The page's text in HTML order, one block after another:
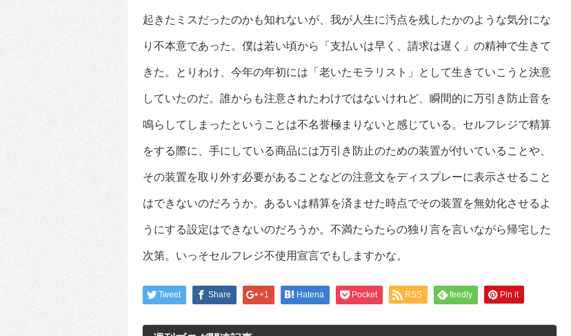
起きたミスだったのかも知れないが、我が人生に汚点を残したかのような気分にな
り不本意であった。僕は若い頃から「支払いは早く、請求は遅く」の精神で生きて
きた。とりわけ、今年の年初には「老いたモラリスト」として生きていこうと決意
していたのだ。誰からも注意されたわけではないけれど、瞬間的に万引き防止音を
鳴らしてしまったということは不名誉極まりないと感じている。セルフレジで精算
をする際に、手にしている商品には万引き防止のための装置が付いていることや、
その装置を取り外す必要があることなどの注意文をディスプレーに表示させること
はできないのだろうか。あるいは精算を済ませた時点でその装置を無効化させるよ
うにする設定はできないのだろうか。不満たらたらの独り言を言いながら帰宅した
次第。いっそセルフレジ不使用宣言でもしますかな。
Tweet Share +1 Hatena Pocket RSS feedly Pin it